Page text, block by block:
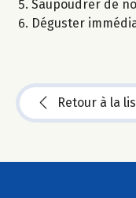
Saupoudrer de
Déguster
Retour à la